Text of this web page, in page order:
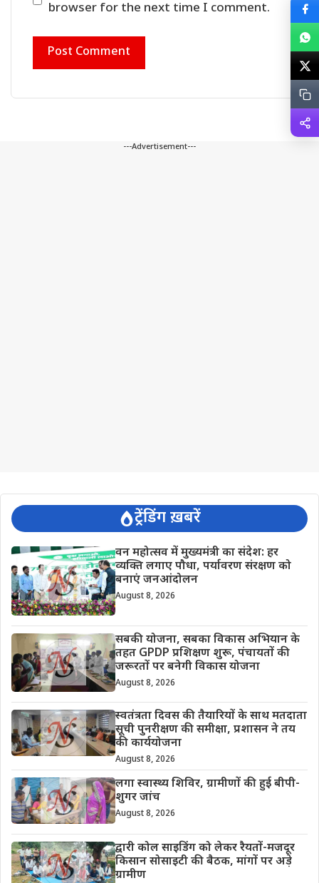
browser for the next time I comment.
---Advertisement---
ट्रेंडिंग ख़बरें
वन महोत्सव में मुख्यमंत्री का संदेश: हर
व्यक्ति लगाए पौधा, पर्यावरण संरक्षण को
बनाएं जनआंदोलन
August 8, 2026
सबकी योजना, सबका विकास अभियान के
तहत GPDP प्रशिक्षण शुरू, पंचायतों की
जरूरतों पर बनेगी विकास योजना
August 8, 2026
स्वतंत्रता दिवस की तैयारियों के साथ मतदाता
सूची पुनरीक्षण की समीक्षा, प्रशासन ने तय
की कार्ययोजना
August 8, 2026
लगा स्वास्थ्य शिविर, ग्रामीणों की हुई बीपी-
शुगर जांच
August 8, 2026
द्वारी कोल साइडिंग को लेकर रैयतों-मजदूर
किसान सोसाइटी की बैठक, मांगों पर अड़े
ग्रामीण